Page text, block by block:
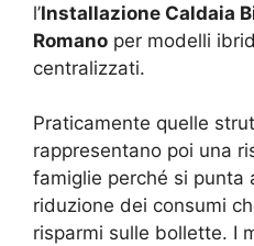
l’Installazione Caldaia
Romano per modelli
centralizzati.
Praticamente quelle
rappresentano poi una
famiglie perché si punta
riduzione dei consumi
risparmi sulle bollette. I